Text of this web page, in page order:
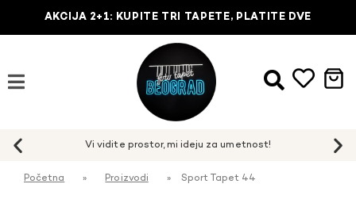
AKCIJA 2+1: KUPITE TRI TAPETE, PLATITE DVE
Početna » Proizvodi » Sport Tapet 44